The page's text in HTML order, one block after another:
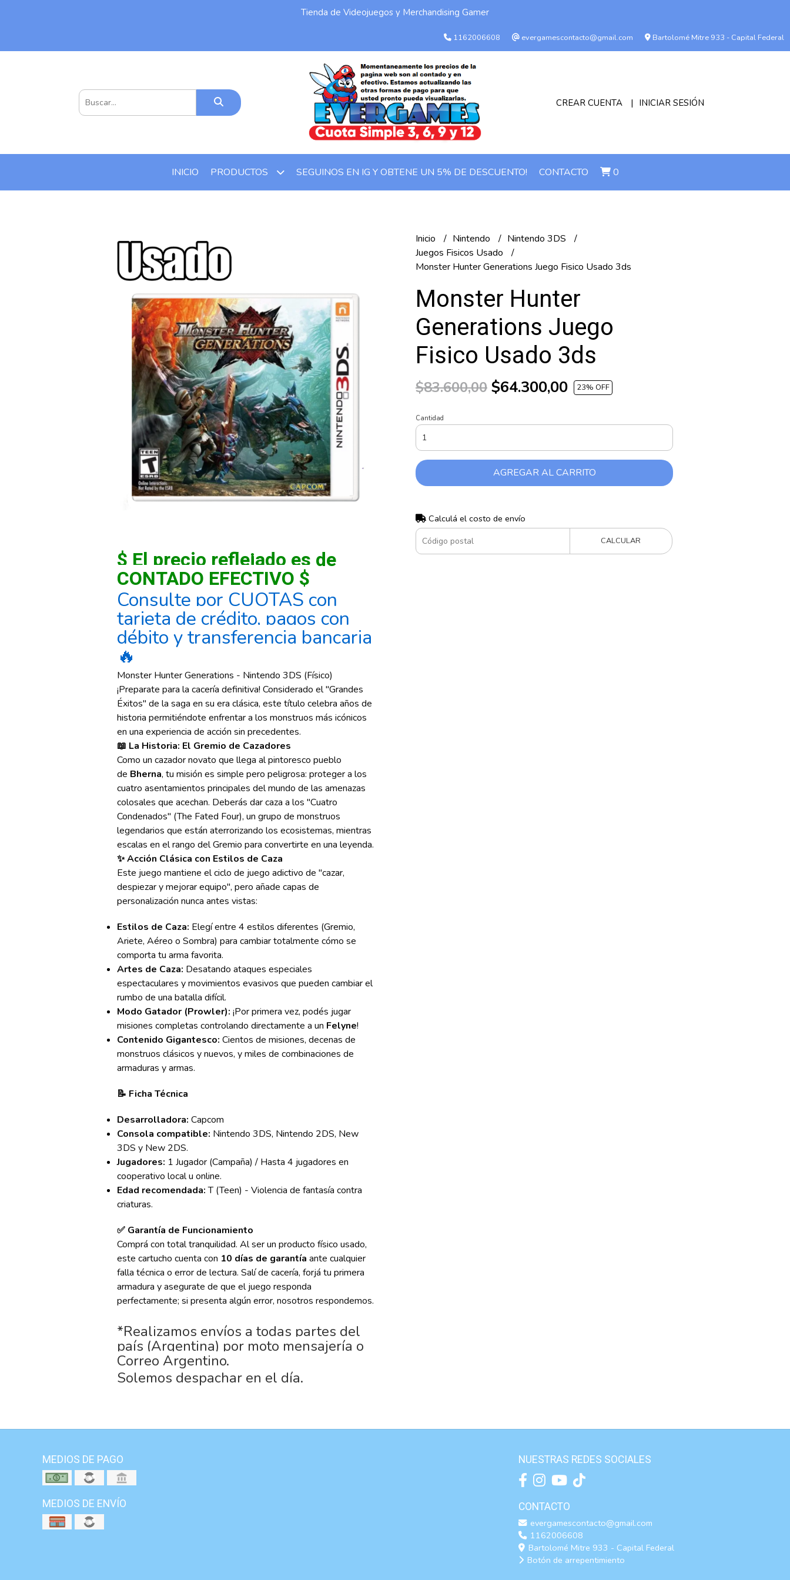
Tienda de Videojuegos y Merchandising Gamer
1162006608 evergamescontacto@gmail.com Bartolomé Mitre 933 - Capital Federal
CREAR CUENTA INICIAR SESIÓN
INICIO PRODUCTOS SEGUINOS EN IG Y OBTENE UN 5% DE DESCUENTO! CONTACTO 0
$ El precio reflejado es de
CONTADO EFECTIVO $
Consulte por CUOTAS con
tarjeta de crédito, pagos con
débito y transferencia bancaria
🔥
Monster Hunter Generations - Nintendo 3DS (Físico)
¡Preparate para la cacería definitiva! Considerado el "Grandes
Éxitos" de la saga en su era clásica, este título celebra años de
historia permitiéndote enfrentar a los monstruos más icónicos
en una experiencia de acción sin precedentes.
📖 La Historia: El Gremio de Cazadores
Como un cazador novato que llega al pintoresco pueblo
de Bherna, tu misión es simple pero peligrosa: proteger a los
cuatro asentamientos principales del mundo de las amenazas
colosales que acechan. Deberás dar caza a los "Cuatro
Condenados" (The Fated Four), un grupo de monstruos
legendarios que están aterrorizando los ecosistemas, mientras
escalas en el rango del Gremio para convertirte en una leyenda.
✨ Acción Clásica con Estilos de Caza
Este juego mantiene el ciclo de juego adictivo de "cazar,
despiezar y mejorar equipo", pero añade capas de
personalización nunca antes vistas:
Estilos de Caza: Elegí entre 4 estilos diferentes (Gremio,
Ariete, Aéreo o Sombra) para cambiar totalmente cómo se
comporta tu arma favorita.
Artes de Caza: Desatando ataques especiales
espectaculares y movimientos evasivos que pueden cambiar el
rumbo de una batalla difícil.
Modo Gatador (Prowler): ¡Por primera vez, podés jugar
misiones completas controlando directamente a un Felyne!
Contenido Gigantesco: Cientos de misiones, decenas de
monstruos clásicos y nuevos, y miles de combinaciones de
armaduras y armas.
📝 Ficha Técnica
Desarrolladora: Capcom
Consola compatible: Nintendo 3DS, Nintendo 2DS, New
3DS y New 2DS.
Jugadores: 1 Jugador (Campaña) / Hasta 4 jugadores en
cooperativo local u online.
Edad recomendada:T (Teen) - Violencia de fantasía contra
criaturas.
✅ Garantía de Funcionamiento
Comprá con total tranquilidad. Al ser un producto físico usado,
este cartucho cuenta con 10 días de garantía ante cualquier
falla técnica o error de lectura. Salí de cacería, forjá tu primera
armadura y asegurate de que el juego responda
perfectamente; si presenta algún error, nosotros respondemos.
*Realizamos envíos a todas partes del
país (Argentina) por moto mensajería o
Correo Argentino.
Solemos despachar en el día.
Inicio Nintendo
Nintendo 3DS
Juegos Fisicos Usado
Monster Hunter Generations Juego Fisico Usado 3ds
Monster Hunter
Generations Juego
Fisico Usado 3ds
$83.600,00 $64.300,00 23% OFF
Cantidad
AGREGAR AL CARRITO
Calculá el costo de envío
CALCULAR
MEDIOS DE PAGO
MEDIOS DE ENVÍO
NUESTRAS REDES SOCIALES
CONTACTO
evergamescontacto@gmail.com
1162006608
Bartolomé Mitre 933 - Capital Federal
Botón de arrepentimiento